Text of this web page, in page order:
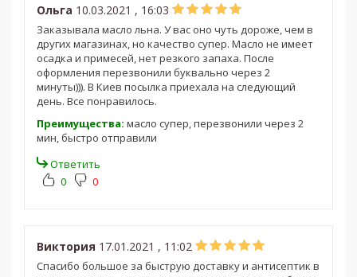
Ольга 10.03.2021 , 16:03
Заказывала масло льна. У вас оно чуть дороже, чем в
других магазинах, но качество супер. Масло не имеет
осадка и примесей, нет резкого запаха. После
оформления перезвонили буквально через 2
минуты))). В Киев посылка приехала на следующий
день. Все понравилось.
Преимущества: масло супер, перезвонили через 2
мин, быстро отправили
Ответить
0
0
Виктория 17.01.2021 , 11:02
Спасибо большое за быструю доставку и антисептик в